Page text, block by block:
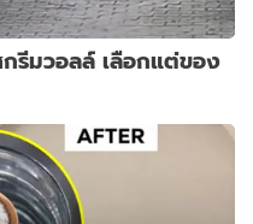
กรีมวอลล์ เลือกแต่ของ